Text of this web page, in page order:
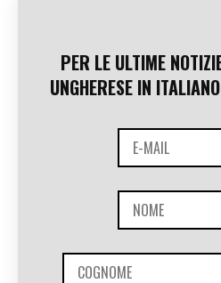
PER LE ULTIME
UNGHERESE IN